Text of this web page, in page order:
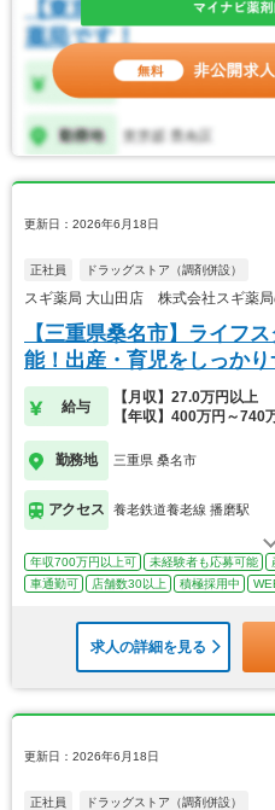
更新日：2026年6月18日
正社員 ドラッグストア（調剤併設）
スギ薬局 大山田店 株式会社スギ薬局
【三重県桑名市】ライフ
能！出産・育児をしっかり
給与
【月収】27.0万円以上
【年収】400万円～740
勤務地 三重県 桑名市
アクセス 養老鉄道養老線 播磨駅
年収700万円以上可 未経験者も応募可能
車通勤可
店舗数30以上 積極採用中
求人の詳細を見る
更新日：2026年6月18日
正社員 ドラッグストア（調剤併設）